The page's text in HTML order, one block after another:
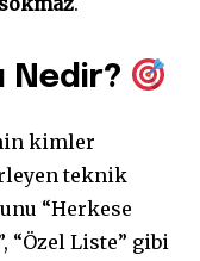
Nedir?
kimler
teknik
“Herkese
“Özel Liste” gibi